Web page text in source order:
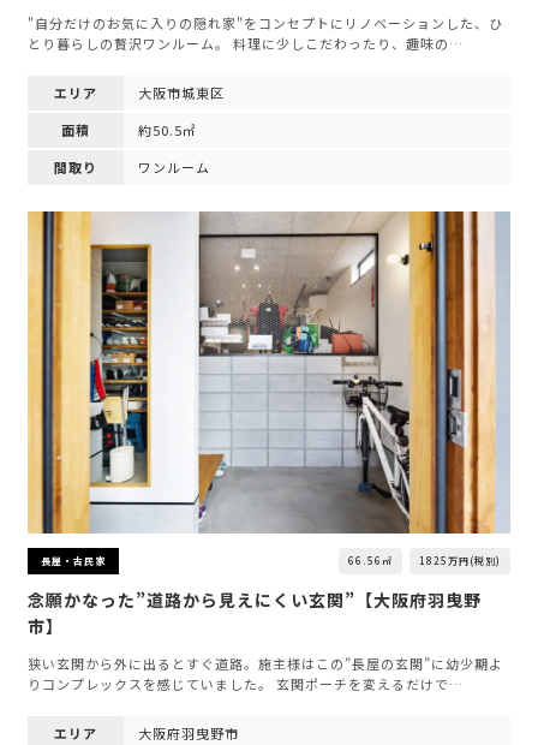
"自分だけのお気に入りの隠れ家"をコンセプトにリノベーションした、ひ
とり暮らしの贅沢ワンルーム。 料理に少しこだわったり、趣味の…
エリア
大阪市城東区
面積
約50.5㎡
間取り
ワンルーム
長屋・古民家 66.56㎡ 1825万円(税別)
念願かなった”道路から見えにくい玄関”【大阪府羽曳野
市】
狭い玄関から外に出るとすぐ道路。施主様はこの”長屋の玄関”に幼少期よ
りコンプレックスを感じていました。 玄関ポーチを変えるだけで…
エリア
大阪府羽曳野市